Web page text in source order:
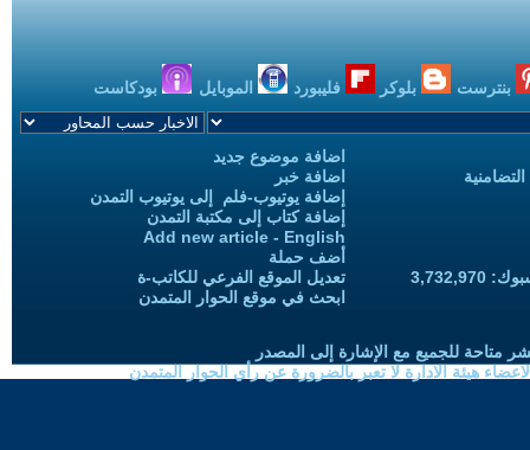
بنترست بلوكر فليبورد الموبايل بودكاست
اضافة موضوع جديد
اضافة خبر
إضافة يوتيوب-فلم إلى يوتيوب التمدن
إضافة كتاب إلى مكتبة التمدن
Add new article - English
أضف حملة
تعديل الموقع الفرعي للكاتب-ة
ابحث في موقع الحوار المتمدن
متاحة للجميع مع الإشارة إلى المصدر
هيئة الادارة لا تعبر بالضرورة عن رأي الحوار المتمدن